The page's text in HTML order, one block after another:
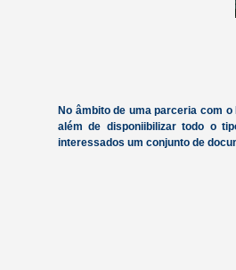
No âmbito de uma parceria com o
além de disponiibilizar todo o
interessados um conjunto de